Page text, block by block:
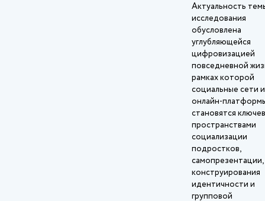
Актуальность
исследования
обусловлена
углубляющейся
цифровизацией
повседневной
рамках которой
социальные сети и
становятся
пространствами
социализации
подростков,
самопрезентации,
конструирования
идентичности и
групповой